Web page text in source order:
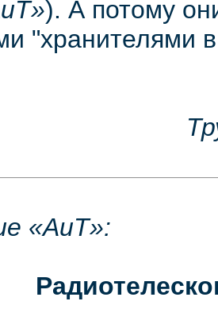
). А потому
"хранителями
«АиТ»: